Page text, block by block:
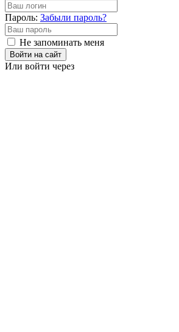
Пароль: Забыли пароль?
Не запоминать меня
Войти на сайт
Или войти через